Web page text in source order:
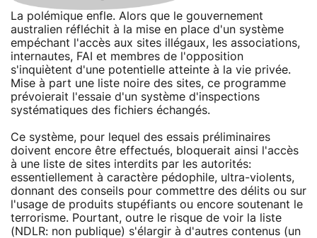
La polémique enfle. Alors que le gouvernement
australien réfléchit à la mise en place d'un système
empéchant l'accès aux sites illégaux, les associations,
internautes, FAI et membres de l'opposition
s'inquiètent d'une potentielle atteinte à la vie privée.
Mise à part une liste noire des sites, ce programme
prévoierait l'essaie d'un système d'inspections
systématiques des fichiers échangés.
Ce système, pour lequel des essais préliminaires
doivent encore être effectués, bloquerait ainsi l'accès
à une liste de sites interdits par les autorités:
essentiellement à caractère pédophile, ultra-violents,
donnant des conseils pour commettre des délits ou sur
l'usage de produits stupéfiants ou encore soutenant le
terrorisme. Pourtant, outre le risque de voir la liste
(NDLR: non publique) s'élargir à d'autres contenus (un